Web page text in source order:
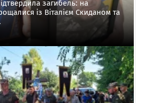
загибель: на
із Віталієм Скиданом та